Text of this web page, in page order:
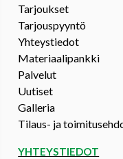
Tarjoukset
Tarjouspyyntö
Yhteystiedot
Materiaalipankki
Palvelut
Uutiset
Galleria
Tilaus- ja
YHTEYSTIEDOT